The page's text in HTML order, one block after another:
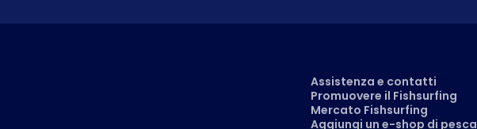
Assistenza e contatti
Promuovere il Fishsurfing
Mercato Fishsurfing
Aggiungi un e-shop di pesca